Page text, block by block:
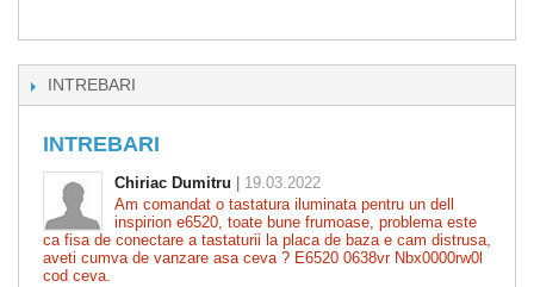
INTREBARI
INTREBARI
Chiriac Dumitru
19.03.2022
Am comandat o tastatura iluminata pentru un dell
inspirion e6520, toate bune frumoase, problema este
ca fisa de conectare a tastaturii la placa de baza e cam distrusa,
aveti cumva de vanzare asa ceva ? E6520 0638vr Nbx0000rw0l
cod ceva.